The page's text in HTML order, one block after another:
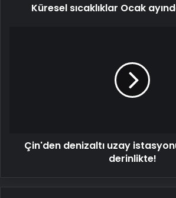
Küresel sıcaklıklar Ocak
Çin'den denizaltı uzay
derinlikte!